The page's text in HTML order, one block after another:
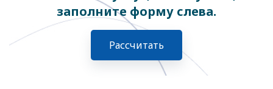
заполните форму слева.
Рассчитать